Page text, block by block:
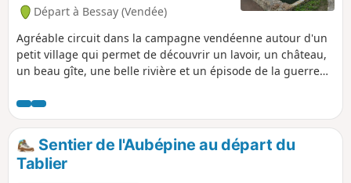
Départ à Bessay (Vendée)
Agréable circuit dans la campagne vendéenne autour d'un
petit village qui permet de découvrir un lavoir, un château,
un beau gîte, une belle rivière et un épisode de la guerre
Sentier de l'Aubépine au départ du
Tablier